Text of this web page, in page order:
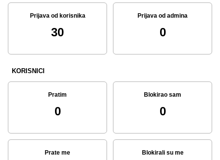
Prijava od korisnika
30
Prijava od admina
0
KORISNICI
Pratim
0
Blokirao sam
0
Prate me Blokirali su me